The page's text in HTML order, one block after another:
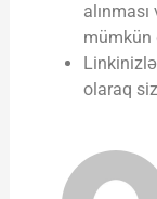
mümkün
olaraq